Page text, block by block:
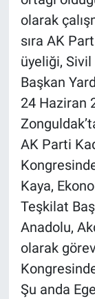
olarak
sıra AK
üyeliği,
Başkan
24 Haziran
AK Parti
Kaya,
Teşkilat
Anadolu,
olarak
Şu anda